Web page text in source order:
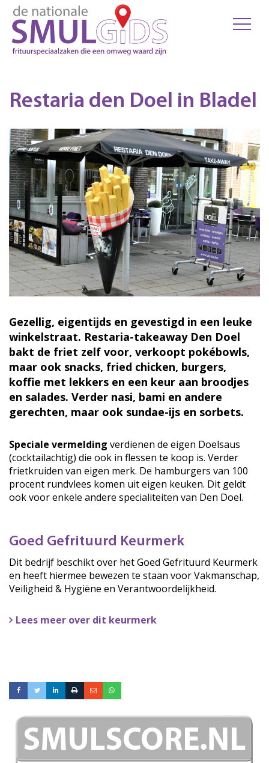
Restaria den Doel in Bladel
Gezellig, eigentijds en gevestigd in een leuke
winkelstraat. Restaria-takeaway Den Doel
bakt de friet zelf voor, verkoopt pokébowls,
maar ook snacks, fried chicken, burgers,
koffie met lekkers en een keur aan broodjes
en salades. Verder nasi, bami en andere
gerechten, maar ook sundae-ijs en sorbets.
Speciale vermelding verdienen de eigen Doelsaus
(cocktailachtig) die ook in flessen te koop is. Verder
frietkruiden van eigen merk. De hamburgers van 100
procent rundvlees komen uit eigen keuken. Dit geldt
ook voor enkele andere specialiteiten van Den Doel.
Goed Gefrituurd Keurmerk
Dit bedrijf beschikt over het Goed Gefrituurd Keurmerk
en heeft hiermee bewezen te staan voor Vakmanschap,
Veiligheid & Hygiëne en Verantwoordelijkheid.
Lees meer over dit keurmerk